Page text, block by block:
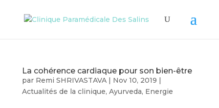
La cohérence cardiaque pour son bien-être
par Remi SHRIVASTAVA| Nov 10, 2019 |
Actualités de la clinique, Ayurveda, Energie